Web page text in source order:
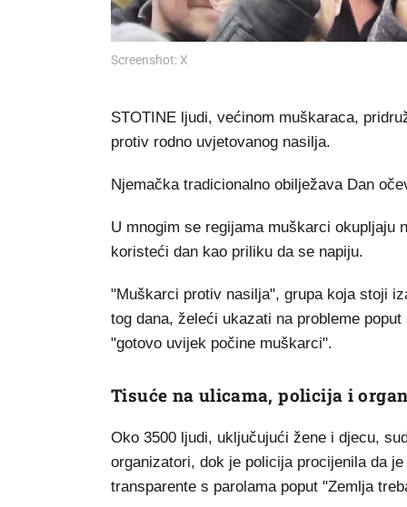
Screenshot: X
STOTINE ljudi, većinom muškaraca,
protiv rodno uvjetovanog nasilja.
Njemačka tradicionalno obilježava Dan
U mnogim se regijama muškarci okupljaju
koristeći dan kao priliku da se napiju.
"Muškarci protiv nasilja", grupa koja stoji
tog dana, želeći ukazati na probleme
"gotovo uvijek počine muškarci".
Tisuće na ulicama, policija i
Oko 3500 ljudi, uključujući žene i djecu,
organizatori, dok je policija procijenila da
transparente s parolama poput "Zemlja